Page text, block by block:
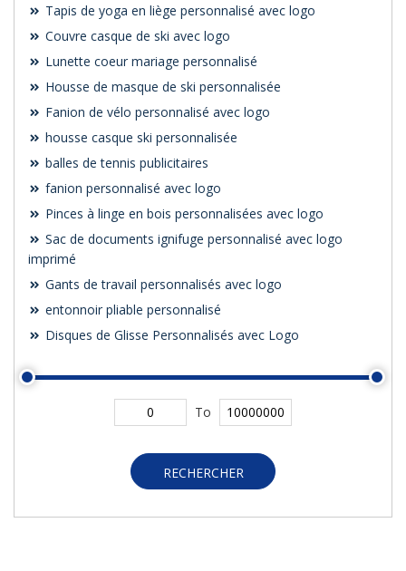
Tapis de yoga en liège personnalisé avec logo
Couvre casque de ski avec logo
Lunette coeur mariage personnalisé
Housse de masque de ski personnalisée
Fanion de vélo personnalisé avec logo
housse casque ski personnalisée
balles de tennis publicitaires
fanion personnalisé avec logo
Pinces à linge en bois personnalisées avec logo
Sac de documents ignifuge personnalisé avec logo
imprimé
Gants de travail personnalisés avec logo
entonnoir pliable personnalisé
Disques de Glisse Personnalisés avec Logo
To
RECHERCHER